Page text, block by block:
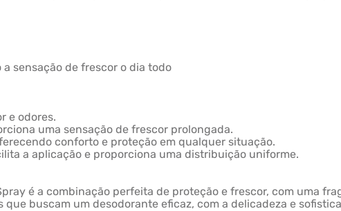
sensação de frescor o dia todo
e odores.
uma sensação de frescor prolongada.
conforto e proteção em qualquer situação.
a aplicação e proporciona uma distribuição uniforme.
é a combinação perfeita de proteção e frescor, com uma
que buscam um desodorante eficaz, com a delicadeza e